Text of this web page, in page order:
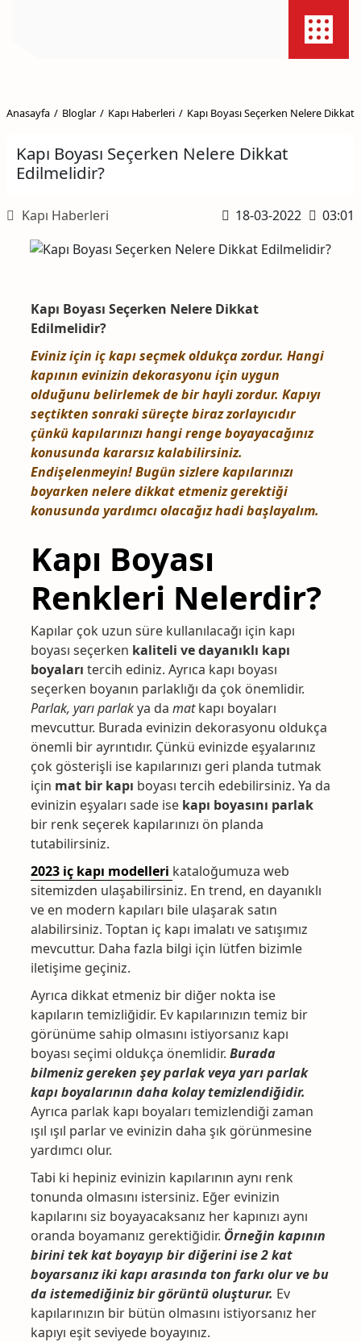
Anasayfa Bloglar Kapı Haberleri Kapı Boyası Seçerken Nelere Dikkat
Kapı Boyası Seçerken Nelere Dikkat
Edilmelidir?
Kapı Haberleri 18-03-2022 03:01
Kapı Boyası Seçerken Nelere Dikkat
Edilmelidir?
Eviniz için iç kapıseçmek oldukça zordur. Hangi
kapının evinizin dekorasyonu için uygun
olduğunu belirlemek de bir hayli zordur. Kapıyı
seçtikten sonraki süreçte biraz zorlayıcıdır
çünkü kapılarınızıhangi renge boyayacağınız
konusunda kararsız kalabilirsiniz.
Endişelenmeyin!Bugün sizlere kapılarınızı
boyarken nelere dikkat etmeniz gerektiği
konusunda yardımcı olacağız hadi başlayalım.
Kapı Boyası
Renkleri Nelerdir?
Kapılar çok uzun süre kullanılacağı için kapı
boyası seçerken kaliteli ve dayanıklı kapı
boyaları tercih ediniz. Ayrıca kapı boyası
seçerken boyanın parlaklığı da çok önemlidir.
Parlak, yarı parlakya da matkapı boyaları
mevcuttur. Burada evinizin dekorasyonu oldukça
önemli bir ayrıntıdır. Çünkü evinizde eşyalarınız
çok gösterişli ise kapılarınızı geri planda tutmak
için mat bir kapı boyası tercih edebilirsiniz. Ya da
evinizin eşyaları sade ise kapı boyasını parlak
bir renk seçerek kapılarınızı ön planda
tutabilirsiniz.
2023 iç kapı modelleri kataloğumuza web
sitemizden ulaşabilirsiniz. En trend, en dayanıklı
ve en modern kapıları bile ulaşarak satın
alabilirsiniz. Toptan iç kapı imalatı ve satışımız
mevcuttur. Daha fazla bilgi için lütfen bizimle
iletişime geçiniz.
Ayrıca dikkat etmeniz bir diğer nokta ise
kapıların temizliğidir. Ev kapılarınızın temiz bir
görünüme sahip olmasını istiyorsanız kapı
boyası seçimi oldukça önemlidir. Burada
bilmeniz gereken şey parlak veya yarı parlak
kapı boyalarının daha kolay temizlendiğidir.
Ayrıca parlak kapı boyaları temizlendiği zaman
ışıl ışıl parlar ve evinizin daha şık görünmesine
yardımcı olur.
Tabi ki hepiniz evinizin kapılarının aynı renk
tonunda olmasını istersiniz. Eğer evinizin
kapılarını siz boyayacaksanız her kapınızı aynı
oranda boyamanız gerektiğidir. Örneğin kapının
birini tek kat boyayıp bir diğerini ise 2 kat
boyarsanız iki kapı arasında ton farkı olur ve bu
da istemediğiniz bir görüntü oluşturur. Ev
kapılarınızın bir bütün olmasını istiyorsanız her
kapıyı eşit seviyede boyayınız.